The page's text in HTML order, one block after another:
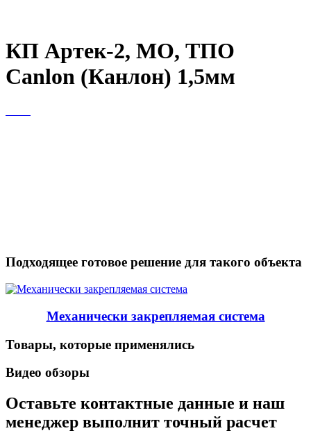
КП Артек-2, МО, ТПО
Canlon (Канлон) 1,5мм
Подходящее готовое решение для такого объекта
Механически закрепляемая система
Товары, которые применялись
Видео обзоры
Оставьте контактные данные и наш
менеджер выполнит точный расчет